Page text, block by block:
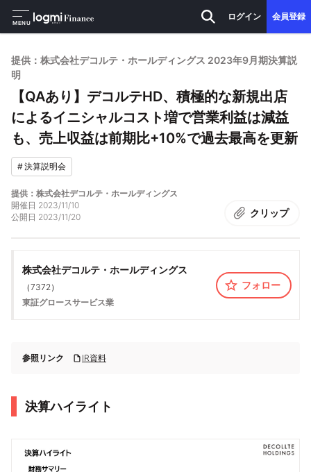
MENU
ログイン 会員登録
提供：株式会社デコルテ・ホールディングス 2023年9月期決算説
明
【QAあり】デコルテHD、積極的な新規出店
によるイニシャルコスト増で営業利益は減益
も、売上収益は前期比+10%で過去最高を更新
#決算説明会
提供：株式会社デコルテ・ホールディングス
開催日 2023/11/10
公開日 2023/11/20 クリップ
株式会社デコルテ・ホールディングス
（7372）
東証グロースサービス業
フォロー
参照リンク IR資料
決算ハイライト